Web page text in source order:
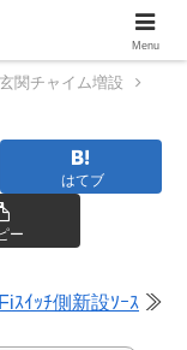
玄関チャイム増設
はてブ
ー
ｽｲｯﾁ側新設ｿｰｽ ≫
Menu